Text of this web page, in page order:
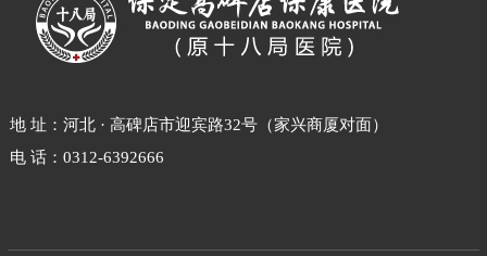
地 址：河北 · 高碑店市迎宾路32号（家兴商厦对面）
电 话：0312-6392666